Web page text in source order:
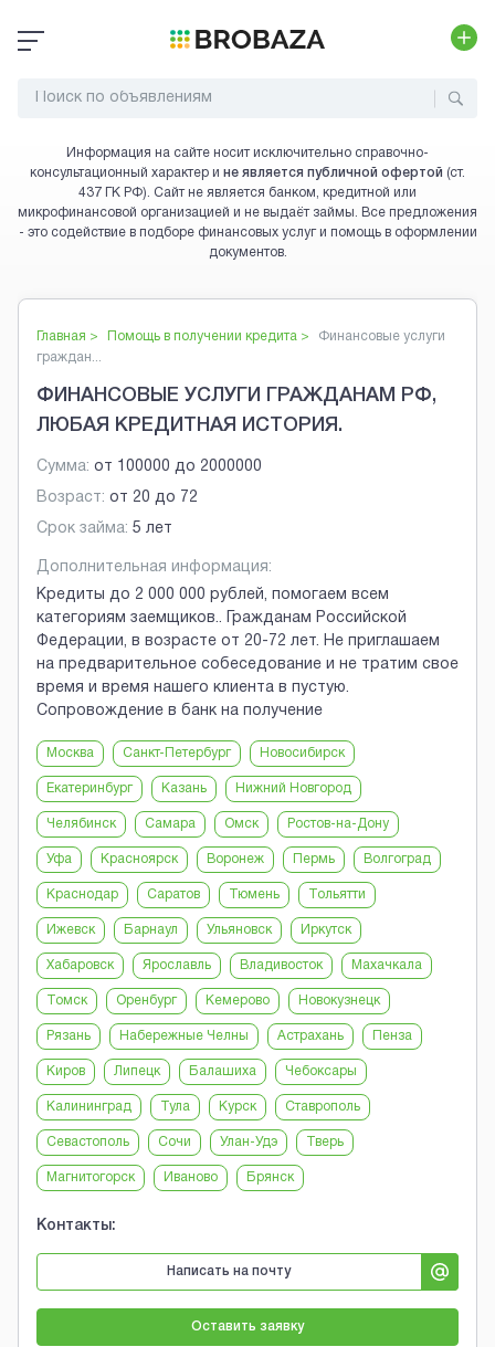
Информация на сайте носит исключительно справочно-
консультационный характер и не является публичной офертой (ст.
437 ГК РФ). Сайт не является банком, кредитной или
микрофинансовой организацией и не выдаёт займы. Все предложения
- это содействие в подборе финансовых услуг и помощь в оформлении
документов.
Главная > Помощь в получении кредита >
Финансовые услуги
граждан...
ФИНАНСОВЫЕ УСЛУГИ ГРАЖДАНАМ РФ,
ЛЮБАЯ КРЕДИТНАЯ ИСТОРИЯ.
Сумма: от 100000 до 2000000
Возраст: от 20 до 72
Срок займа: 5 лет
Дополнительная информация:
Кредиты до 2 000 000 рублей, помогаем всем
категориям заемщиков.. Гражданам Российской
Федерации, в возрасте от 20-72 лет. Не приглашаем
на предварительное собеседование и не тратим свое
время и время нашего клиента в пустую.
Сопровождение в банк на получение
Москва Санкт-Петербург Новосибирск
Екатеринбург Казань Нижний Новгород
Челябинск Самара Омск Ростов-на-Дону
Уфа Красноярск Воронеж Пермь Волгоград
Краснодар Саратов Тюмень Тольятти
Ижевск Барнаул Ульяновск Иркутск
Хабаровск Ярославль Владивосток Махачкала
Томск Оренбург Кемерово Новокузнецк
Рязань Набережные Челны Астрахань Пенза
Киров Липецк Балашиха Чебоксары
Калининград Тула Курск Ставрополь
Севастополь Сочи Улан-Удэ Тверь
Магнитогорск Иваново Брянск
Контакты:
Написать на почту
Оставить заявку